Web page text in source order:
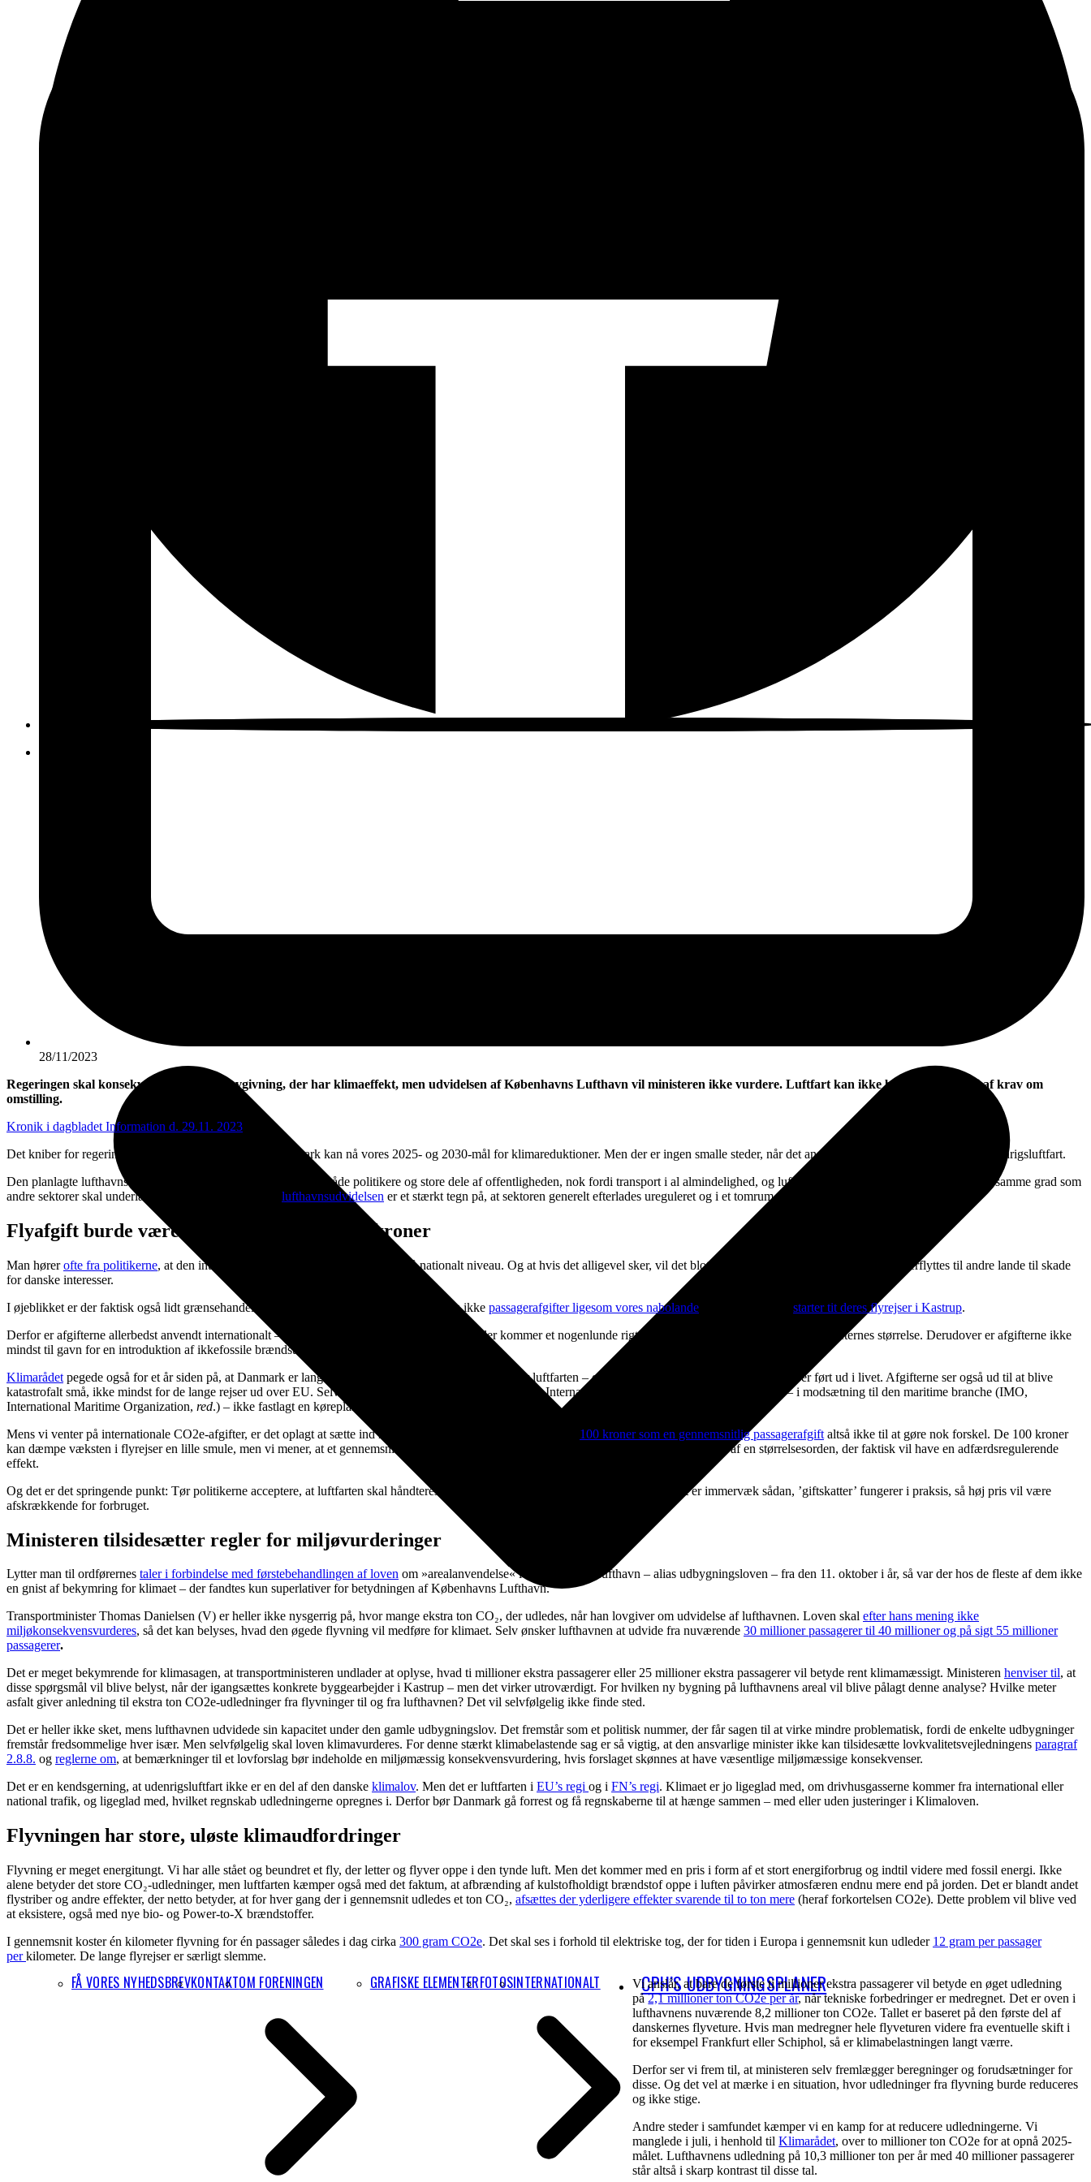
FÅ VORES NYHEDSBREVKONTAKTOM FORENINGEN GRAFISKE ELEMENTERFOTOSINTERNATIONALT CPH’S UDBYGNINGSPLANER
28/11/2023
Regeringen skal konsekvensvurdere ny lovgivning, der har klimaeffekt, men udvidelsen af Københavns Lufthavn vil ministeren ikke vurdere. Luftfart kan ikke blive ved at gå fri af krav om
omstilling.
Kronik i dagbladet Information d. 29.11. 2023
Det kniber for regeringen med at sandsynliggøre, at Danmark kan nå vores 2025- og 2030-mål for klimareduktioner. Men der er ingen smalle steder, når det angår at øge udledninger fra dansk udenrigsluftfart.
Den planlagte lufthavnsudvidelse virker som en blind plet hos både politikere og store dele af offentligheden, nok fordi transport i al almindelighed, og luftfart især, ikke opfattes som noget, der i samme grad som
andre sektorer skal underlægges klimaregulering. For lufthavnsudvidelsen er et stærkt tegn på, at sektoren generelt efterlades ureguleret og i et tomrum. Hvad er der mon på spil?
Flyafgift burde være 1.000 kroner, ikke 100 kroner
Man hørerofte fra politikerne, at den internationale luftfart ikke kan reguleres på nationalt niveau. Og at hvis det alligevel sker, vil det blot betyde ’grænsehandel’: at trafikken overflyttes til andre lande til skade
for danske interesser.
I øjeblikket er der faktisk også lidt grænsehandel i sektoren – Danmark har nemlig endnu ikke passagerafgifter ligesom vores nabolande starter tit deres flyrejser i Kastrup.
Derfor er afgifterne allerbedst anvendt internationalt – og ideelt udført som CO2e-afgifter, så der kommer et nogenlunde rigtigt forhold mellem forureningen og afgifternes størrelse. Derudover er afgifterne ikke
mindst til gavn for en introduktion af ikkefossile brændstoffer.
Klimarådet pegede også for et år siden på, at Danmark er langt bagud med beslutninger om afgifter for luftfarten – også hvis man tror, at beslutningerne bliver ført ud i livet. Afgifterne ser også ud til at blive
katastrofalt små, ikke mindst for de lange rejser ud over EU. Selv har flybranchen internationalt (i ICAO, International Civil Aviation Organisation,
) – i modsætning til den maritime branche (IMO,
International Maritime Organization, red.) – ikke fastlagt en køreplan, der fører til klimaneutralitet i 2050.
Mens vi venter på internationale CO2e-afgifter, er det oplagt at sætte ind med nationale afgifter. Og her kommer 100 kroner som en gennemsnitlig passagerafgift altså ikke til at gøre nok forskel. De 100 kroner
kan dæmpe væksten i flyrejser en lille smule, men vi mener, at et gennemsnit på snarere 1.000 kroner matcher den egentlige klimaskade og er af en størrelsesorden, der faktisk vil have en adfærdsregulerende
effekt.
Og det er det springende punkt: Tør politikerne acceptere, at luftfarten skal håndteres med høje afgifter, der reducerer flyvningen? Det er immervæk sådan, ’giftskatter’ fungerer i praksis, så høj pris vil være
afskrækkende for forbruget.
Ministeren tilsidesætter regler for miljøvurderinger
Lytter man til ordførernes taler i forbindelse med førstebehandlingen af loven om »arealanvendelse« i Københavns Lufthavn – alias udbygningsloven – fra den 11. oktober i år, så var der hos de fleste af dem ikke
en gnist af bekymring for klimaet – der fandtes kun superlativer for betydningen af Københavns Lufthavn.
Transportminister Thomas Danielsen (V) er heller ikke nysgerrig på, hvor mange ekstra ton CO₂, der udledes, når han lovgiver om udvidelse af lufthavnen. Loven skal efter hans mening ikke
miljøkonsekvensvurderes, så det kan belyses, hvad den øgede flyvning vil medføre for klimaet. Selv ønsker lufthavnen at udvide fra nuværende 30 millioner passagerer til 40 millioner og på sigt 55 millioner
passagerer.
Det er meget bekymrende for klimasagen, at transportministeren undlader at oplyse, hvad ti millioner ekstra passagerer eller 25 millioner ekstra passagerer vil betyde rent klimamæssigt. Ministeren henviser til, at
disse spørgsmål vil blive belyst, når der igangsættes konkrete byggearbejder i Kastrup – men det virker utroværdigt. For hvilken ny bygning på lufthavnens areal vil blive pålagt denne analyse? Hvilke meter
asfalt giver anledning til ekstra ton CO2e-udledninger fra flyvninger til og fra lufthavnen? Det vil selvfølgelig ikke finde sted.
Det er heller ikke sket, mens lufthavnen udvidede sin kapacitet under den gamle udbygningslov. Det fremstår som et politisk nummer, der får sagen til at virke mindre problematisk, fordi de enkelte udbygninger
fremstår fredsommelige hver især. Men selvfølgelig skal loven klimavurderes. For denne stærkt klimabelastende sag er så vigtig, at den ansvarlige minister ikke kan tilsidesætte lovkvalitetsvejledningens paragraf
2.8.8. og reglerne om, at bemærkninger til et lovforslag bør indeholde en miljømæssig konsekvensvurdering, hvis forslaget skønnes at have væsentlige miljømæssige konsekvenser.
Det er en kendsgerning, at udenrigsluftfart ikke er en del af den danske klimalov. Men det er luftfarten i EU’s regi og i FN’s regi. Klimaet er jo ligeglad med, om drivhusgasserne kommer fra international eller
national trafik, og ligeglad med, hvilket regnskab udledningerne opregnes i. Derfor bør Danmark gå forrest og få regnskaberne til at hænge sammen – med eller uden justeringer i Klimaloven.
Flyvningen har store, uløste klimaudfordringer
Flyvning er meget energitungt. Vi har alle stået og beundret et fly, der letter og flyver oppe i den tynde luft. Men det kommer med en pris i form af et stort energiforbrug og indtil videre med fossil energi. Ikke
alene betyder det store CO₂-udledninger, men luftfarten kæmper også med det faktum, at afbrænding af kulstofholdigt brændstof oppe i luften påvirker atmosfæren endnu mere end på jorden. Det er blandt andet
flystriber og andre effekter, der netto betyder, at for hver gang der i gennemsnit udledes et ton CO₂, afsættes der yderligere effekter svarende til to ton mere (heraf forkortelsen CO2e). Dette problem vil blive ved
at eksistere, også med nye bio- og Power-to-X brændstoffer.
I gennemsnit koster én kilometer flyvning for én passager således i dag cirka 300 gram CO2e. Det skal ses i forhold til elektriske tog, der for tiden i Europa i gennemsnit kun udleder 12 gram per passager
perkilometer. De lange flyrejser er særligt slemme.
Vi anslår, at bare de første ti millioner ekstra passagerer vil betyde en øget udledning
på2,1 millioner ton CO2e per år, når tekniske forbedringer er medregnet. Det er oven i
lufthavnens nuværende 8,2 millioner ton CO2e. Tallet er baseret på den første del af
danskernes flyveture. Hvis man medregner hele flyveturen videre fra eventuelle skift i
for eksempel Frankfurt eller Schiphol, så er klimabelastningen langt værre.
Derfor ser vi frem til, at ministeren selv fremlægger beregninger og forudsætninger for
disse. Og det vel at mærke i en situation, hvor udledninger fra flyvning burde reduceres
og ikke stige.
Andre steder i samfundet kæmper vi en kamp for at reducere udledningerne. Vi
manglede i juli, i henhold tilKlimarådet, over to millioner ton CO2e for at opnå 2025-
målet. Lufthavnens udledning på 10,3 millioner ton per år med 40 millioner passagerer
står altså i skarp kontrast til disse tal.